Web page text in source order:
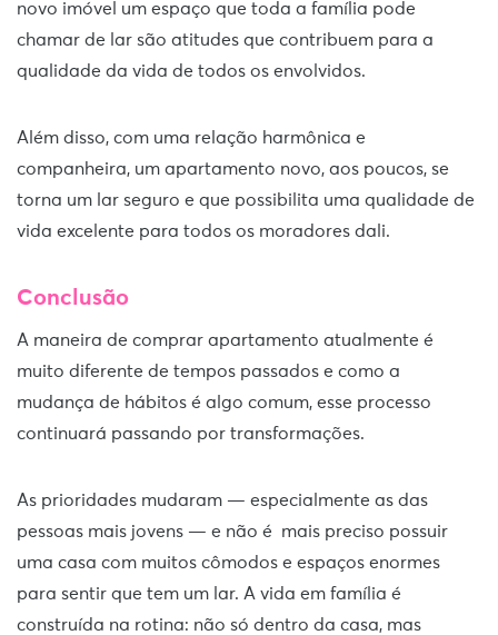
novo imóvel um espaço que toda a família pode
chamar de lar são atitudes que contribuem para a
qualidade da vida de todos os envolvidos.
Além disso, com uma relação harmônica e
companheira, um apartamento novo, aos poucos, se
torna um lar seguro e que possibilita uma qualidade de
vida excelente para todos os moradores dali.
Conclusão
A maneira de comprar apartamento atualmente é
muito diferente de tempos passados e como a
mudança de hábitos é algo comum, esse processo
continuará passando por transformações.
As prioridades mudaram — especialmente as das
pessoas mais jovens — e não é mais preciso possuir
uma casa com muitos cômodos e espaços enormes
para sentir que tem um lar. A vida em família é
construída na rotina: não só dentro da casa, mas